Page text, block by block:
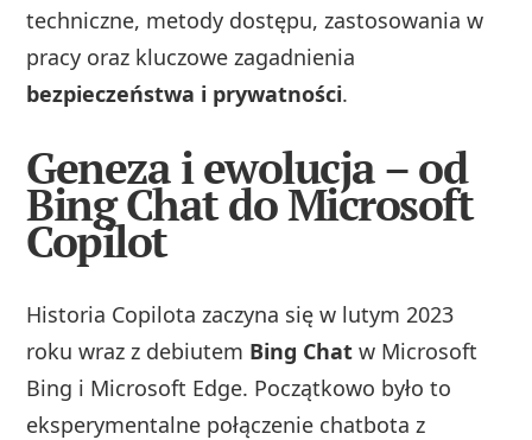
techniczne, metody dostępu, zastosowania w
pracy oraz kluczowe zagadnienia
bezpieczeństwa i prywatności.
Geneza i ewolucja – od
Bing Chat do Microsoft
Copilot
Historia Copilota zaczyna się w lutym 2023
roku wraz z debiutem Bing Chat w Microsoft
Bing i Microsoft Edge. Początkowo było to
eksperymentalne połączenie chatbota z